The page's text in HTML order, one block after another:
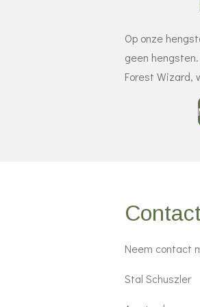
Op onze
geen
Forest Wizard,
Contact
Neem contact
Stal Schuszler